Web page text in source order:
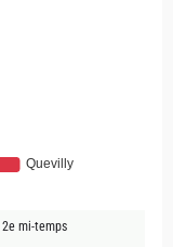
2e mi-temps